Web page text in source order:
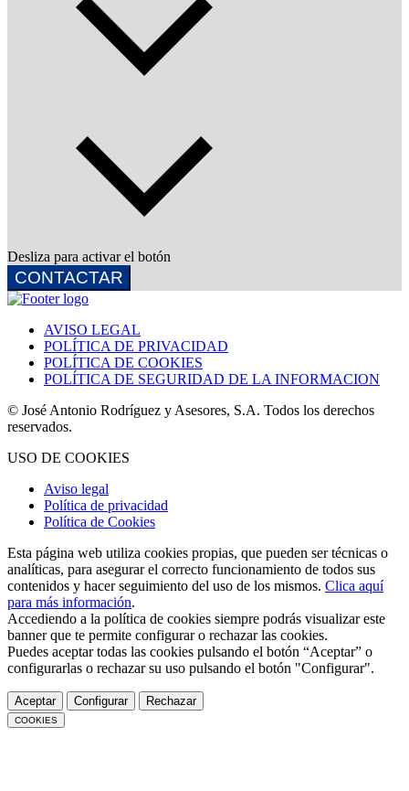
Desliza para activar el botón
CONTACTAR
AVISO LEGAL
POLÍTICA DE PRIVACIDAD
POLÍTICA DE COOKIES
POLÍTICA DE SEGURIDAD DE LA INFORMACION
© José Antonio Rodríguez y Asesores, S.A. Todos los derechos
reservados.
USO DE COOKIES
Aviso legal
Política de privacidad
Política de Cookies
Esta página web utiliza cookies propias, que pueden ser técnicas o
analíticas, para asegurar el correcto funcionamiento de todos sus
contenidos y hacer seguimiento del uso de los mismos. Clica aquí
para más información.
Accediendo a la política de cookies siempre podrás visualizar este
banner que te permite configurar o rechazar las cookies.
Puedes aceptar todas las cookies pulsando el botón “Aceptar” o
configurarlas o rechazar su uso pulsando el botón "Configurar".
Aceptar Configurar Rechazar
COOKIES